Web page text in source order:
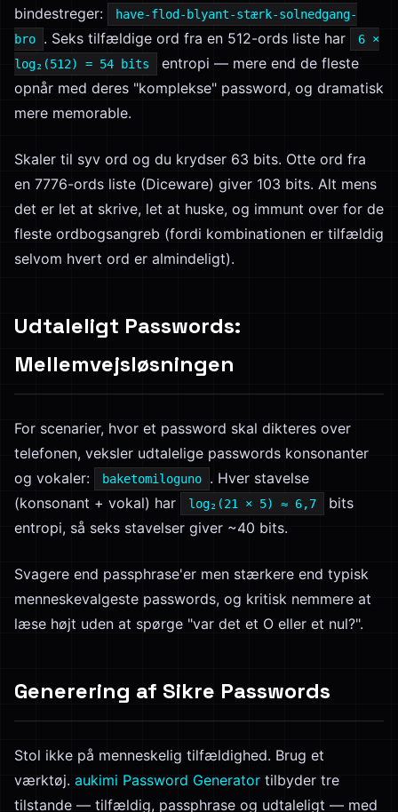
bindestreger:
have-flod-blyant-stærk-solnedgang-
bro
. Seks tilfældige ord fra en 512-ords liste har
6 ×
log₂(512) = 54 bits
entropi — mere end de fleste
opnår med deres "komplekse" password, og dramatisk
mere memorable.
Skaler til syv ord og du krydser 63 bits. Otte ord fra
en 7776-ords liste (Diceware) giver 103 bits. Alt mens
det er let at skrive, let at huske, og immunt over for de
fleste ordbogsangreb (fordi kombinationen er tilfældig
selvom hvert ord er almindeligt).
Udtaleligt Passwords:
Mellemvejsløsningen
For scenarier, hvor et password skal dikteres over
telefonen, veksler udtalelige passwords konsonanter
og vokaler:
baketomiloguno
. Hver stavelse
(konsonant + vokal) har
log₂(21 × 5) ≈ 6,7
bits
entropi, så seks stavelser giver ~40 bits.
Svagere end passphrase'er men stærkere end typisk
menneskevalgeste passwords, og kritisk nemmere at
læse højt uden at spørge "var det et O eller et nul?".
Generering af Sikre Passwords
Stol ikke på menneskelig tilfældighed. Brug et
værktøj. aukimi Password Generator tilbyder tre
tilstande — tilfældig, passphrase og udtaleligt — med